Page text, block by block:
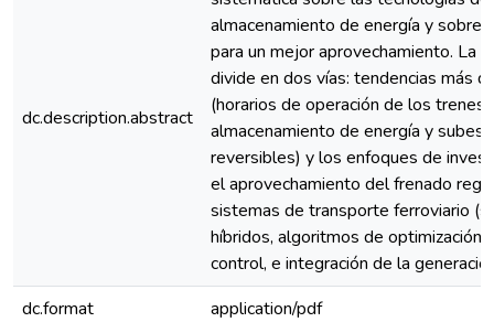
dc.description.abstract
almacenamiento de energía y sobre
para un mejor aprovechamiento. La
divide en dos vías: tendencias más
(horarios de operación de los trenes,
almacenamiento de energía y
reversibles) y los enfoques de
el aprovechamiento del frenado
sistemas de transporte ferroviario
híbridos, algoritmos de optimización
control, e integración de la
dc.format
application/pdf